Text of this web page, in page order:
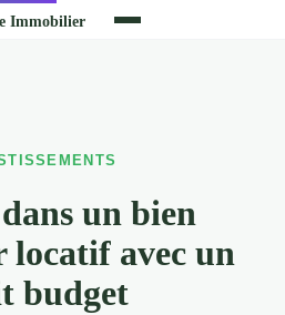
un bien
avec un
budget